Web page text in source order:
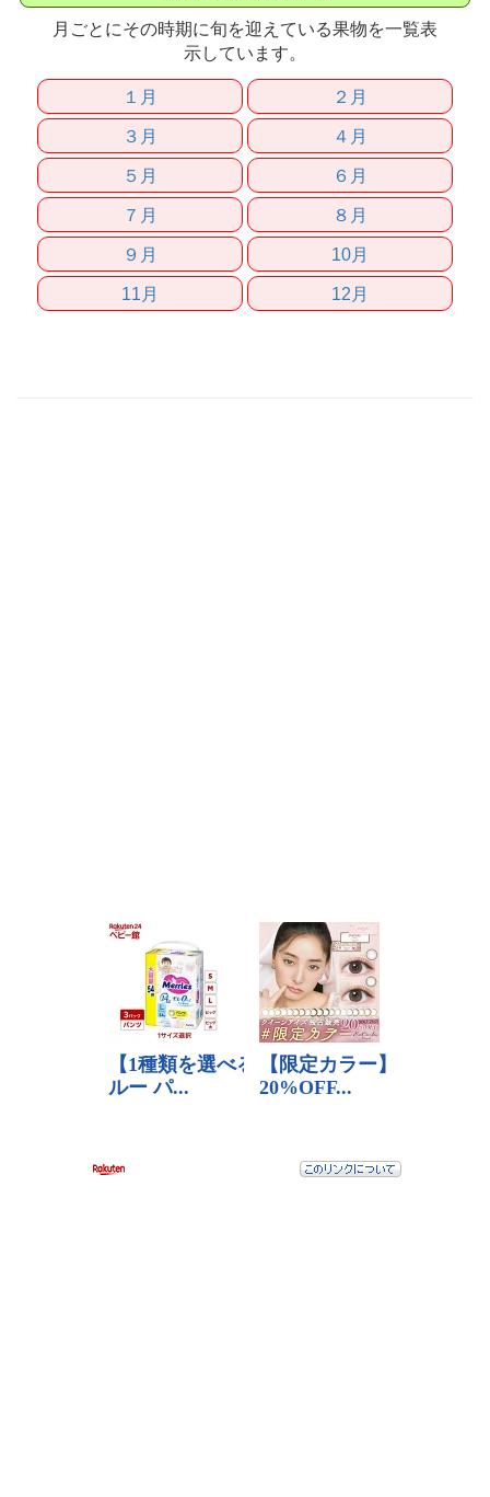
月ごとにその時期に旬を迎えている果物を一覧表
示しています。
１月
２月
３月
４月
５月
６月
７月
８月
９月
10月
11月
12月